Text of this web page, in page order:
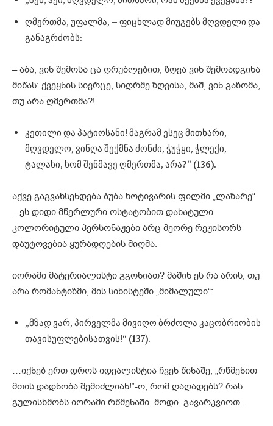
ღმერთმა, უფალმა, – ფიცხლად მიუგებს მღვდელი და
განაგრძობს:
– აბა, ვინ შემოსა ცა ღრუბლებით, ზღვა ვინ შემოადგინა
მიწას: ქვეყნის სივრცე, სიღრმე ზღვისა, მაშ, ვინ გაზომა,
თუ არა ღმერთმა?!
კეთილი და პატიოსანი! მაგრამ ესეც მითხარი,
მღვდელო, ვინღა შექმნა ძონძი, ჭუჭყი, ჭლექი,
ტალახი, ხომ შენმავე ღმერთმა, არა?“ (136).
აქვე გაგვახსენდება ბუბა ხოტივარის ფილმი „ლაზარე“
– ეს დიდი მწერლური ოსტატობით დახატული
კოლორიტული პერსონაჟები არც მეორე რეჟისორს
დაუტოვებია ყურადღების მიღმა.
იორამი მატერიალისტი გგონიათ? მაშინ ეს რა არის, თუ
არა რომანტიზმი, მის სიხისტეში „მიმალული“:
„მზად ვარ, პირველმა მივიღო ბრძოლა კაცობრიობის
თავისუფლებისათვის!“ (137).
…იქნებ ერთ დროს იდეალისტია ჩვენ წინაშე, „რწმენით
მთის დადნობა შემიძლიან!“-ო, რომ ღაღადებს? რას
გულისხმობს იორამი რწმენაში, მოდი, გავარკვიოთ…